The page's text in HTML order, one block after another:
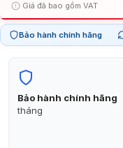
Giá đã bao gồm VAT
Bảo hành chính hãng
Bảo hành chính hãng
tháng